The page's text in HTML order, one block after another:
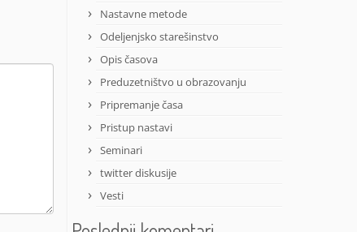
Nastavne metode
Odeljenjsko starešinstvo
Opis časova
Preduzetništvo u obrazovanju
Pripremanje časa
Pristup nastavi
Seminari
twitter diskusije
Vesti